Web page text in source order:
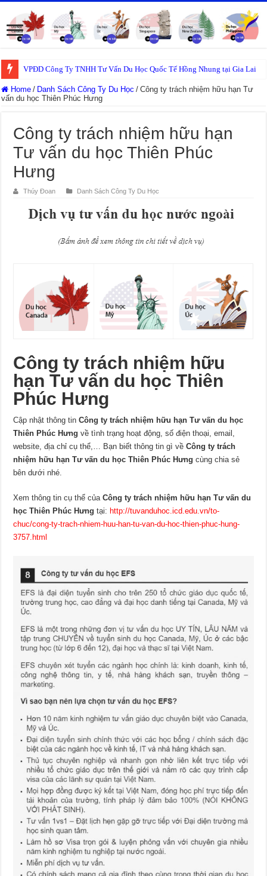
VPĐD Công Ty TNHH Tư Vấn Du Học Quốc Tế Hồng Nhung tại Gia Lai
Home / Danh Sách Công Ty Du Học / Công ty trách nhiệm hữu hạn Tư
vấn du học Thiên Phúc Hưng
Công ty trách nhiệm hữu hạn
Tư vấn du học Thiên Phúc
Hưng
Thúy Đoan Danh Sách Công Ty Du Học
Công ty trách nhiệm hữu
hạn Tư vấn du học Thiên
Phúc Hưng
Cập nhật thông tinCông ty trách nhiệm hữu hạn Tư vấn du học
Thiên Phúc Hưng về tình trạng hoạt động, số điện thoại, email,
website, địa chỉ cụ thể,… Bạn biết thông tin gì vềCông ty trách
nhiệm hữu hạn Tư vấn du học Thiên Phúc Hưng cùng chia sẻ
bên dưới nhé.
Xem thông tin cụ thể củaCông ty trách nhiệm hữu hạn Tư vấn du
học Thiên Phúc Hưng tại: http://tuvanduhoc.icd.edu.vn/to-
chuc/cong-ty-trach-nhiem-huu-han-tu-van-du-hoc-thien-phuc-hung-
3757.html